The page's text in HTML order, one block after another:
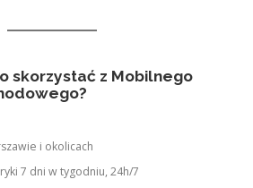
skorzystać z Mobilnego
i okolicach
7 dni w tygodniu, 24h/7